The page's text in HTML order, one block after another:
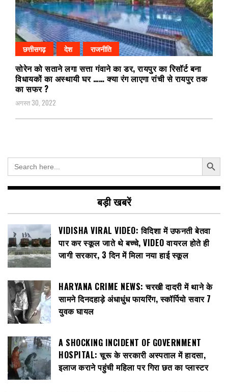
छत्तीसगढ़ देश राजनीति
सोरेन को सताने लगा सत्ता गंवाने का डर, रायपुर का रिसॉर्ट बना
विधायकों का अस्थायी घर …… क्या रंग लाएगा रांची से रायपुर तक
का सफर ?
अगस्त 30, 2022
Search
for:
Search Button
बड़ी खबरें
VIDISHA VIRAL VIDEO: विदिशा में उफनती बेतवा
पार कर स्कूल जाते थे बच्चे, VIDEO वायरल होते ही
जागी सरकार, 3 दिन में मिला नया हाई स्कूल
HARYANA CRIME NEWS: चरखी दादरी में थाने के
सामने दिनदहाड़े अंधाधुंध फायरिंग, स्कॉर्पियो सवार 7
युवक घायल
A SHOCKING INCIDENT OF GOVERNMENT
HOSPITAL: चूरू के सरकारी अस्पताल में हादसा,
इलाज कराने पहुंची महिला पर गिरा छत का प्लास्टर